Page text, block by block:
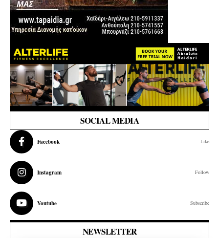
SOCIAL MEDIA
Facebook Like
Instagram Follow
Youtube Subscribe
NEWSLETTER